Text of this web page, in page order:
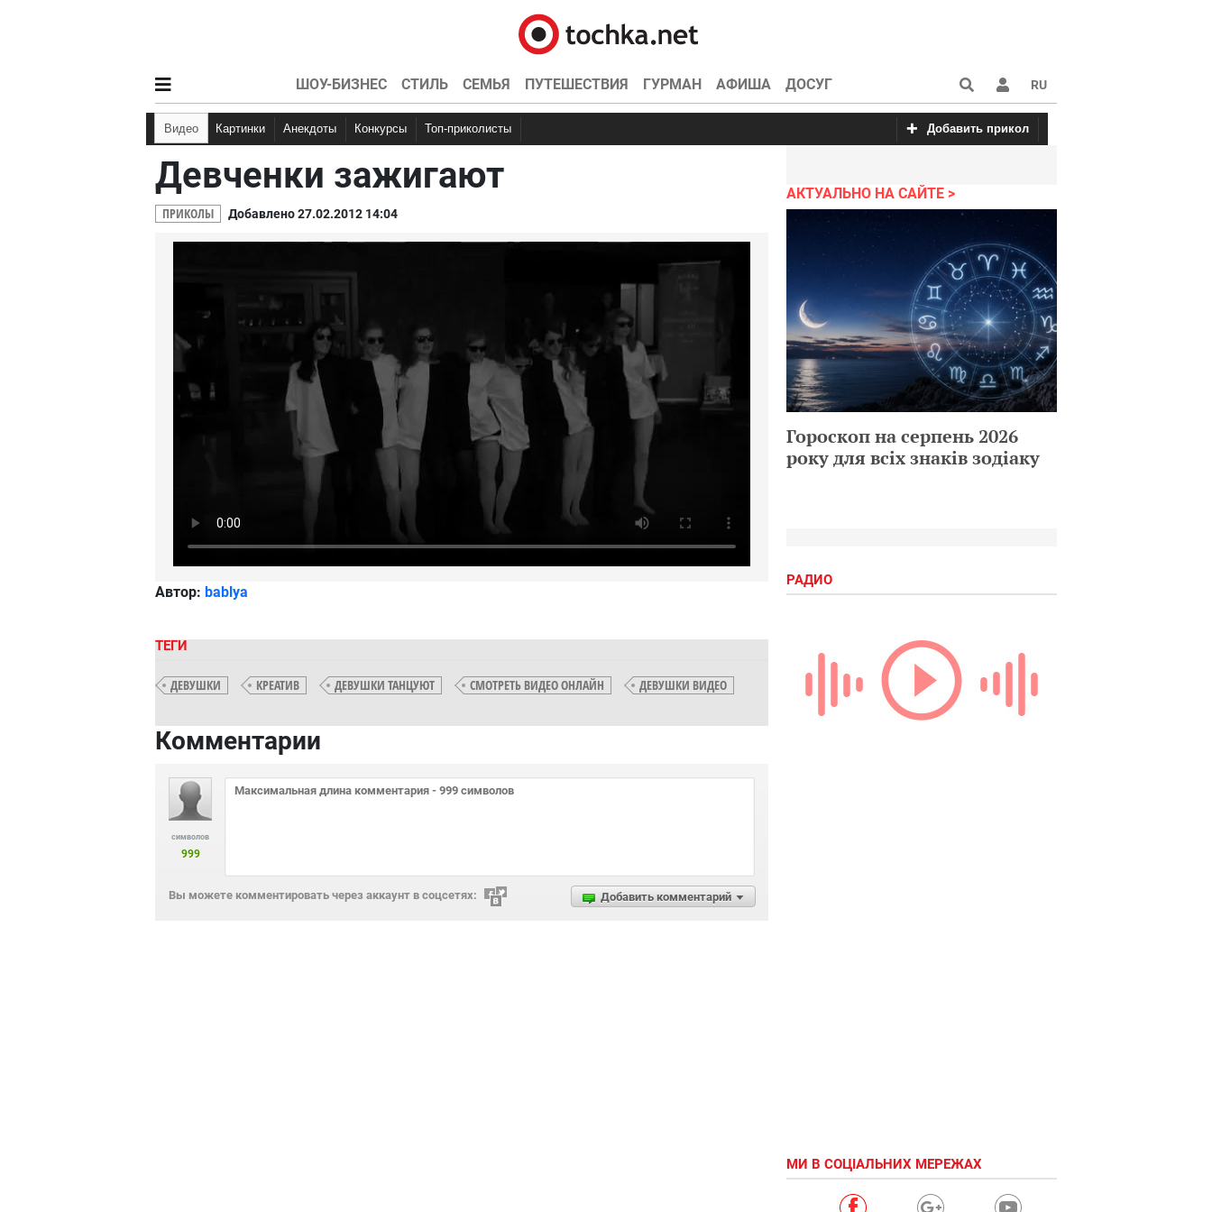
ШОУ-БИЗНЕС СТИЛЬ СЕМЬЯ ПУТЕШЕСТВИЯ ГУРМАН АФИША ДОСУГ RU
Видео Картинки Анекдоты
Анекдоты про студентов
Конкурсы Топ-приколисты Добавить прикол
Девченки зажигают
ПРИКОЛЫ Добавлено 27.02.2012 14:04
Автор: bablya
ТЕГИ
ДЕВУШКИ КРЕАТИВ ДЕВУШКИ ТАНЦУЮТ СМОТРЕТЬ ВИДЕО ОНЛАЙН ДЕВУШКИ ВИДЕО
Комментарии
символов
999
Добавить комментарий
Вы можете комментировать через аккаунт в соцсетях:
АКТУАЛЬНО НА САЙТЕ
Гороскоп на серпень 2026
року для всіх знаків зодіаку
РАДИО
МИ В СОЦІАЛЬНИХ МЕРЕЖАХ